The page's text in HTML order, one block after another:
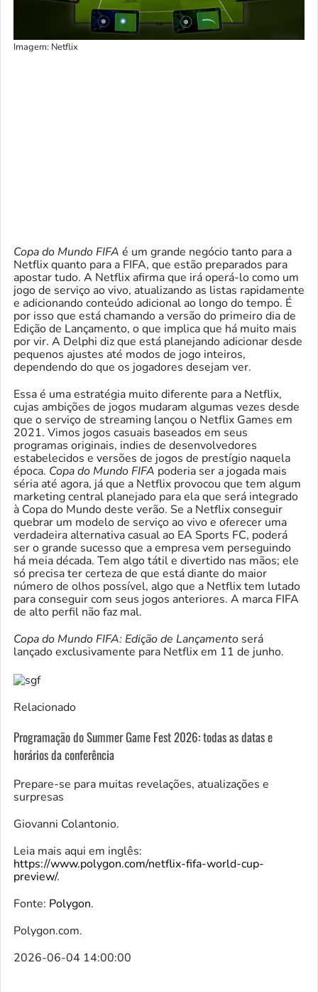
Imagem: Netflix
Copa do Mundo FIFA é um grande negócio tanto para a
Netflix quanto para a FIFA, que estão preparados para
apostar tudo. A Netflix afirma que irá operá-lo como um
jogo de serviço ao vivo, atualizando as listas rapidamente
e adicionando conteúdo adicional ao longo do tempo. É
por isso que está chamando a versão do primeiro dia de
Edição de Lançamento, o que implica que há muito mais
por vir. A Delphi diz que está planejando adicionar desde
pequenos ajustes até modos de jogo inteiros,
dependendo do que os jogadores desejam ver.
Essa é uma estratégia muito diferente para a Netflix,
cujas ambições de jogos mudaram algumas vezes desde
que o serviço de streaming lançou o Netflix Games em
2021. Vimos jogos casuais baseados em seus
programas originais, indies de desenvolvedores
estabelecidos e versões de jogos de prestígio naquela
época. Copa do Mundo FIFA poderia ser a jogada mais
séria até agora, já que a Netflix provocou que tem algum
marketing central planejado para ela que será integrado
à Copa do Mundo deste verão. Se a Netflix conseguir
quebrar um modelo de serviço ao vivo e oferecer uma
verdadeira alternativa casual ao EA Sports FC, poderá
ser o grande sucesso que a empresa vem perseguindo
há meia década. Tem algo tátil e divertido nas mãos; ele
só precisa ter certeza de que está diante do maior
número de olhos possível, algo que a Netflix tem lutado
para conseguir com seus jogos anteriores. A marca FIFA
de alto perfil não faz mal.
Copa do Mundo FIFA: Edição de Lançamento será
lançado exclusivamente para Netflix em 11 de junho.
Relacionado
Programação do Summer Game Fest 2026: todas as datas e
horários da conferência
Prepare-se para muitas revelações, atualizações e
surpresas
Giovanni Colantonio.
Leia mais aqui em inglês:
https://www.polygon.com/netflix-fifa-world-cup-
preview/.
Fonte: Polygon.
Polygon.com.
2026-06-04 14:00:00